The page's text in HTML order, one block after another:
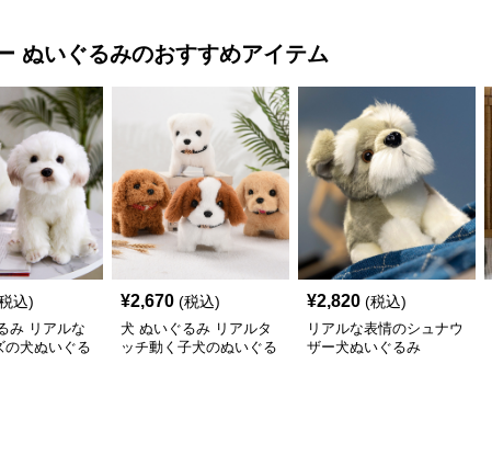
ぬいぐるみのおすすめアイテム
込)
み リアルな
の犬ぬいぐる
¥2,670 (税込)
犬 ぬいぐるみ リアルタ
ッチ動く子犬のぬいぐる
¥2,820 (税込)
リアルな表情のシュナウ
ザー犬ぬいぐるみ